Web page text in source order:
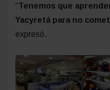
“Tenemos que
Yacyretá para no
expresó.